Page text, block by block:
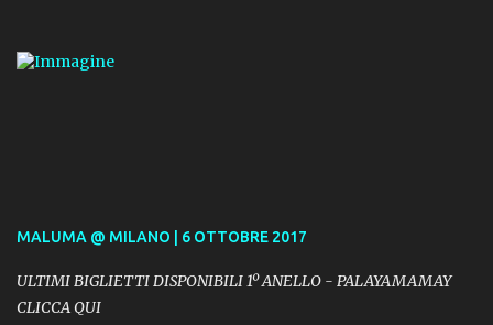
MALUMA @ MILANO | 6 OTTOBRE 2017
ULTIMI BIGLIETTI DISPONIBILI 1º ANELLO - PALAYAMAMAY
CLICCA QUI